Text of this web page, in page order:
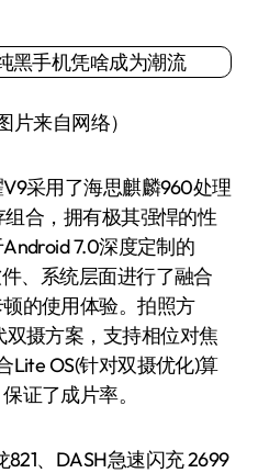
来自网络）
采用了海思麒麟960处理
合，拥有极其强悍的性
7.0深度定制的
、系统层面进行了融合
的使用体验。拍照方
摄方案，支持相位对焦
Lite OS(针对双摄优化)算
证了成片率。
、DASH急速闪充 2699